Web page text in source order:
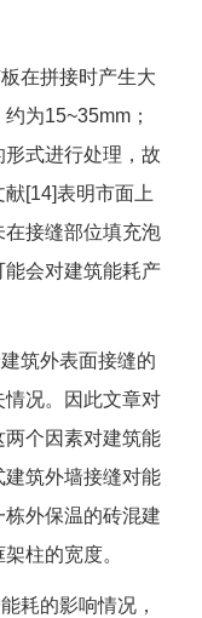
在拼接时产生大
为15~35mm；
式进行处理，故
[14]表明市面上
接缝部位填充泡
会对建筑能耗产
筑外表面接缝的
况。因此文章对
个因素对建筑能
筑外墙接缝对能
外保温的砖混建
柱的宽度。
耗的影响情况，